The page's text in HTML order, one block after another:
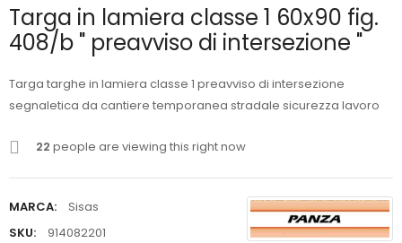
Targa in lamiera classe 1 60x90 fig.
408/b " preavviso di intersezione "
Targa targhe in lamiera classe 1 preavviso di intersezione
segnaletica da cantiere temporanea stradale sicurezza lavoro
22 people are viewing this right now
MARCA:
Sisas
SKU:
914082201